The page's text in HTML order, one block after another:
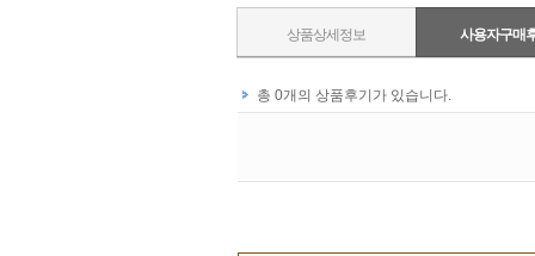
상품상세정보 사용자구매